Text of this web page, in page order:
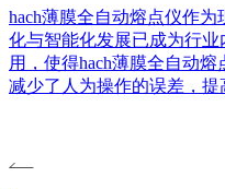
hach薄膜全自动熔点仪作
化与智能化发展已成为行
用，使得hach薄膜全自动
减少了人为操作的误差，提